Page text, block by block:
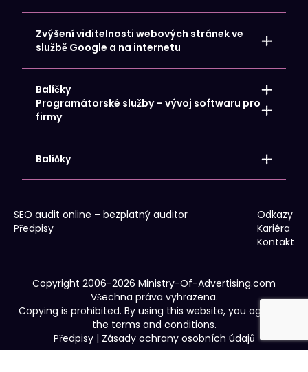
Reklamy na LinkedIn
Obsahový marketing – Tvorba obsahu
Hosting a domény
Internetový obchod pro vás
Cílová stránka
Návrh / vývoj webových stránek
Údržba webových stránek
Překlady webových stránek a obchodů
Zvýšení viditelnosti webových stránek ve
službě Google a na internetu
Reklamní a firemní dárky s logem
Firemní identita pro vaši společnost
POS materiály a reklamní akce
Reklamní oblečení
Venkovní a velkoplošná reklama
Reklamní tisk
Balíčky
Propagace místní společnosti
Propagace webového obchodu
Programátorské služby – vývoj softwaru pro
firmy
Soubory cookie
Podpora IT – Poradenství
Google Analytics 4
Převod dopravy
Balíčky
Propagace místní společnosti
Propagace webového obchodu
SEO audit online – bezplatný auditor
Předpisy
Odkazy
Kariéra
Kontakt
Copyright 2006-2026 Ministry-Of-Advertising.com
Všechna práva vyhrazena.
Copying is prohibited. By using this website, you agree to
the terms and conditions.
Předpisy| Zásady ochrany osobních údajů